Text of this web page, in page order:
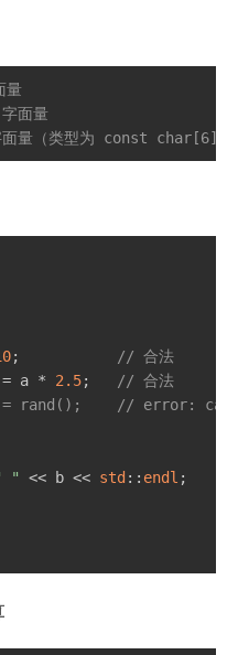
面量
量（类型为 const char[6]）
;
// 合法
a * 2.5;
// 合法
rand();    // error: call
" << b << std :: endl ;